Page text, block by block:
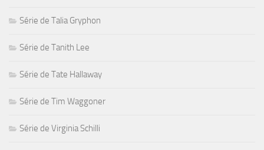
Série de Talia Gryphon
Série de Tanith Lee
Série de Tate Hallaway
Série de Tim Waggoner
Série de Virginia Schilli